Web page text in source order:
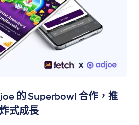
的 Superbowl 合作，推
式成長